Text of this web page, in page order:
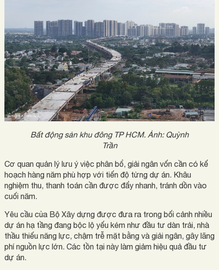
Bất động sản khu đông TP HCM. Ảnh: Quỳnh
Trần
Cơ quan quản lý lưu ý việc phân bổ, giải ngân vốn cần có kế
hoạch hàng năm phù hợp với tiến độ từng dự án. Khâu
nghiệm thu, thanh toán cần được đẩy nhanh, tránh dồn vào
cuối năm.
Yêu cầu của Bộ Xây dựng được đưa ra trong bối cảnh nhiều
dự án hạ tầng đang bộc lộ yếu kém như đầu tư dàn trải, nhà
thầu thiếu năng lực, chậm trễ mặt bằng và giải ngân, gây lãng
phí nguồn lực lớn. Các tồn tại này làm giảm hiệu quả đầu tư
dự án.